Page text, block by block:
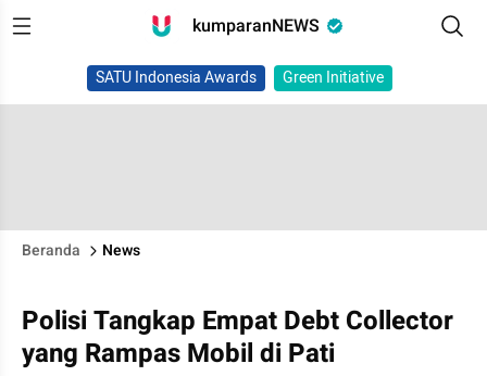
kumparanNEWS
SATU Indonesia Awards Green Initiative
Beranda News
Polisi Tangkap Empat Debt Collector
yang Rampas Mobil di Pati